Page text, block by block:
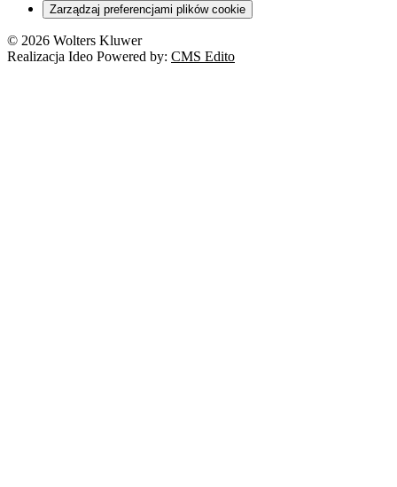
Zarządzaj preferencjami plików cookie
© 2026 Wolters Kluwer
Realizacja Ideo Powered by: CMS Edito